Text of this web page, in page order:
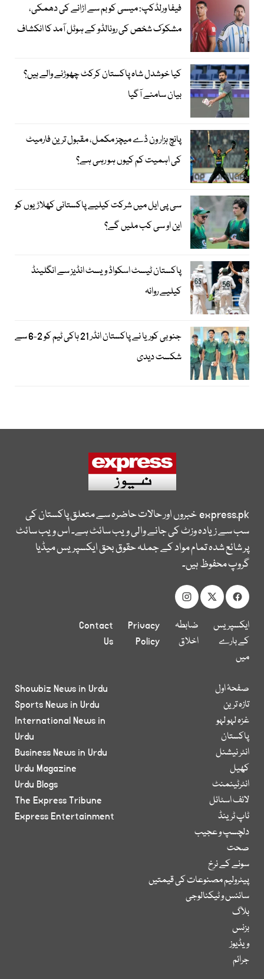
فیفا ورلڈکپ: میسی کو بم سے اڑانے کی دھمکی،
مشکوک شخص کی رونالڈو کے ہوٹل آمد کا انکشاف
کیا خوشدل شاہ پاکستان کرکٹ چھوڑنے والے ہیں؟
بیان سامنے آگیا
پانچ ہزار ون ڈے میچز مکمل، مقبول ترین فارمیٹ
کی اہمیت کم کیوں ہو رہی ہے؟
سی پی ایل میں شرکت کیلیے پاکستانی کھلاڑیوں کو
این او سی کب ملیں گے؟
پاکستان ٹیسٹ اسکواڈ ویسٹ انڈیز سے انگلینڈ
کیلیے روانہ
جنوبی کوریا نے پاکستان انڈر 21 ہاکی ٹیم کو 2-6 سے
شکست دیدی
express.pkخبروں اور حالات حاضرہ سے متعلق پاکستان کی
سب سے زیادہ وزٹ کی جانے والی ویب سائٹ ہے۔ اس ویب سائٹ
پر شائع شدہ تمام مواد کے جملہ حقوق بحق ایکسپریس میڈیا
گروپ محفوظ ہیں۔
ایکسپریس
کے بارے
میں
ضابطہ
اخلاق
Privacy
Policy
Contact
Us
صفحۂ اول
تازہ ترین
غزہ لہو لہو
پاکستان
انٹر نیشنل
کھیل
انٹرٹینمنٹ
لائف اسٹائل
ٹاپ ٹرینڈ
دلچسپ و عجیب
صحت
سونے کے نرخ
پیٹرولیم مصنوعات کی قیمتیں
سائنس و ٹیکنالوجی
بلاگ
بزنس
ویڈیوز
جرائم
Showbiz News in Urdu
Sports News in Urdu
International News in
Urdu
Business News in Urdu
Urdu Magazine
Urdu Blogs
The Express Tribune
Express Entertainment